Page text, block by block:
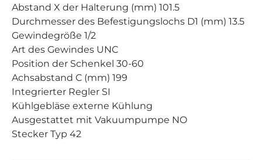
Abstand X der Halterung (mm) 101.5
Durchmesser des Befestigungslochs D1 (mm) 13.5
Gewindegröße 1/2
Art des Gewindes UNC
Position der Schenkel 30-60
Achsabstand C (mm) 199
Integrierter Regler SI
Kühlgebläse externe Kühlung
Ausgestattet mit Vakuumpumpe NO
Stecker Typ 42